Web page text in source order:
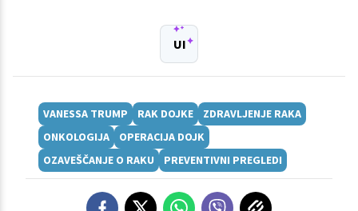
UI
VANESSA TRUMP RAK DOJKE
ZDRAVLJENJE RAKA
ONKOLOGIJA
OPERACIJA DOJK
OZAVEŠČANJE O RAKU
PREVENTIVNI PREGLEDI